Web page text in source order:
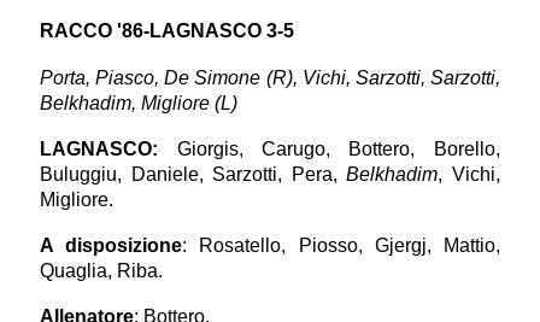
RACCO '86-LAGNASCO 3-5
Porta, Piasco, De Simone (R), Vichi, Sarzotti, Sarzotti,
Belkhadim, Migliore (L)
LAGNASCO: Giorgis, Carugo, Bottero, Borello,
Buluggiu, Daniele, Sarzotti, Pera,Belkhadim, Vichi,
Migliore.
A disposizione: Rosatello, Piosso, Gjergj, Mattio,
Quaglia, Riba.
Allenatore: Bottero.